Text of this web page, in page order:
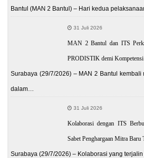
Bantul (MAN 2 Bantul) – Hari kedua
31 Juli 2026
MAN 2 Bantul dan ITS
PRODISTIK demi
Surabaya (29/7/2026) – MAN 2 Bantul kembali
dalam…
31 Juli 2026
Kolaborasi dengan ITS
Sabet Penghargaan Mitra
Surabaya (29/7/2026) – Kolaborasi yang